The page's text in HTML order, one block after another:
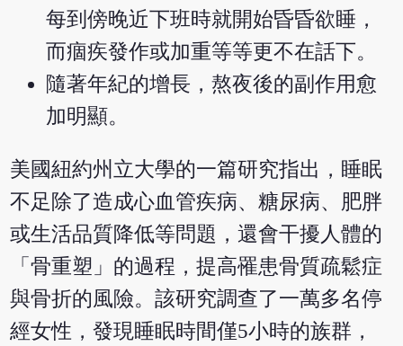
每到傍晚近下班時就開始昏昏欲睡，
而痼疾發作或加重等等更不在話下。
隨著年紀的增長，熬夜後的副作用愈
加明顯。
美國紐約州立大學的一篇研究指出，睡眠
不足除了造成心血管疾病、糖尿病、肥胖
或生活品質降低等問題，還會干擾人體的
「骨重塑」的過程，提高罹患骨質疏鬆症
與骨折的風險。該研究調查了一萬多名停
經女性，發現睡眠時間僅5小時的族群，